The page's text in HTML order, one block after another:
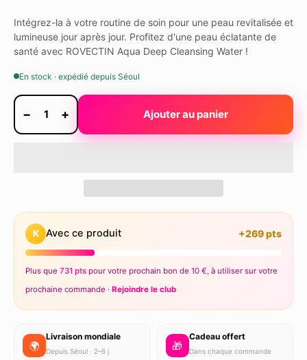
Intégrez-la à votre routine de soin pour une peau revitalisée et
lumineuse jour après jour. Profitez d'une peau éclatante de
santé avec ROVECTIN Aqua Deep Cleansing Water !
En stock · expédié depuis Séoul
− 1 + Ajouter au panier
K Avec ce produit +269 pts
Plus que 731 pts pour votre prochain bon de 10 €, à utiliser sur votre
prochaine commande · Rejoindre le club
🌍
Livraison mondiale
Depuis Séoul · 2–6 j 🎁
Cadeau offert
Dans chaque commande